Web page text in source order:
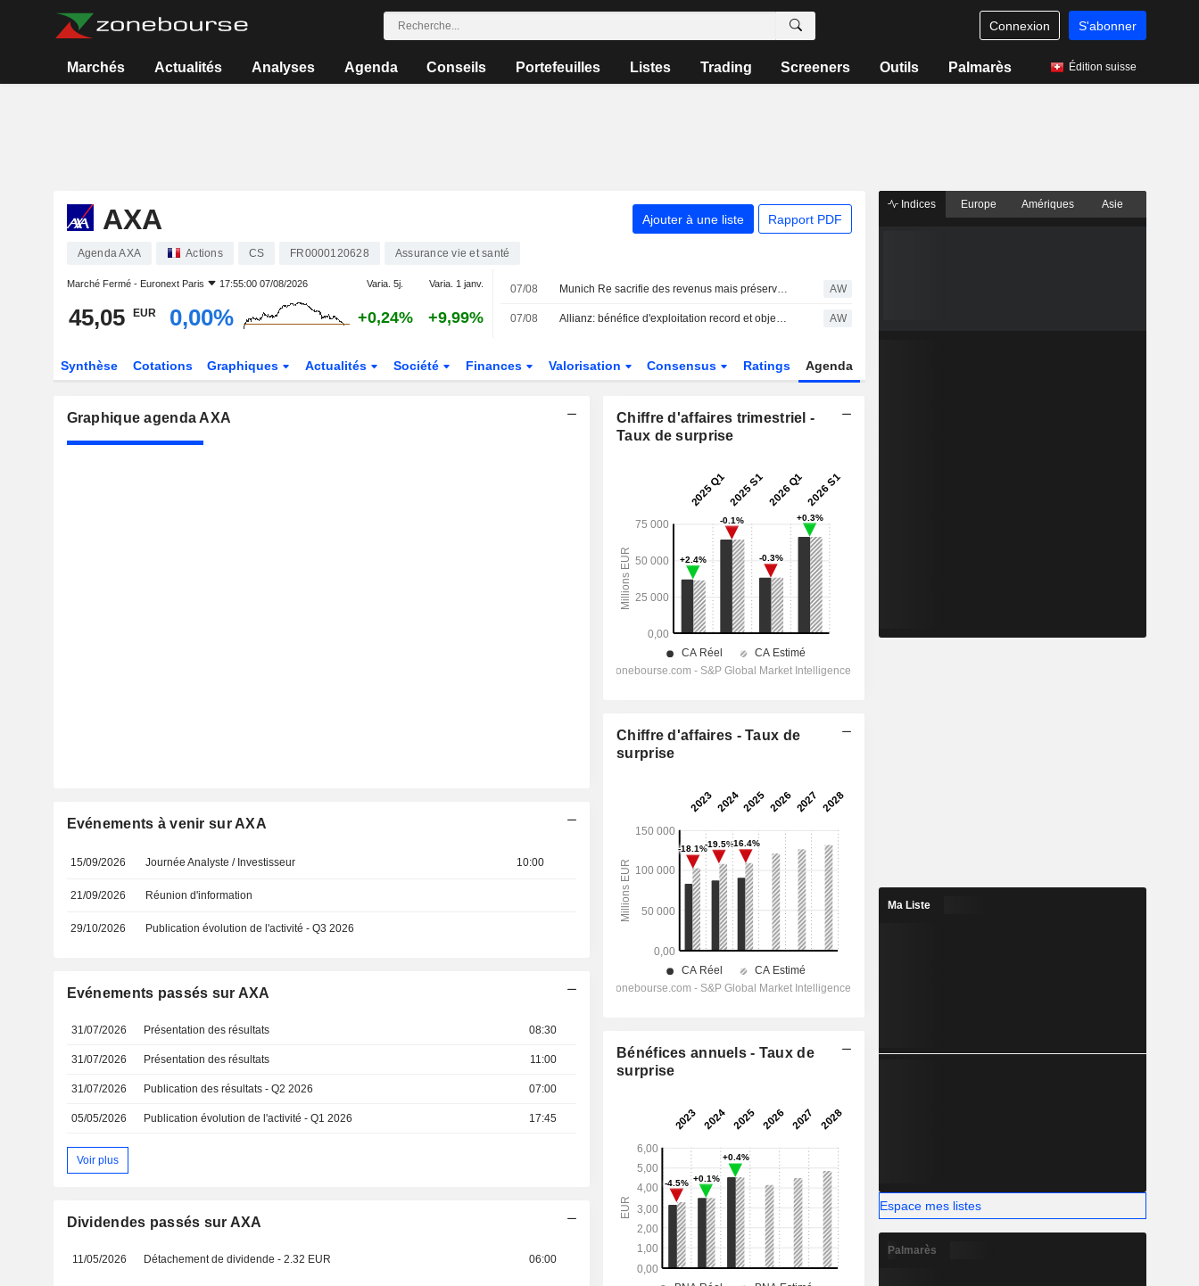
Connexion S'abonner
Marchés Actualités Analyses Agenda Conseils Portefeuilles Listes Trading Screeners Outils Palmarès Édition suisse
AXA Ajouter à une liste Rapport PDF
Agenda AXA Actions CS FR0000120628 Assurance vie et santé
Marché Fermé - Euronext Paris 17:55:00 07/08/2026 Varia. 5j. Varia. 1 janv.
45,05 EUR 0,00% +0,24% +9,99%
07/08 Munich Re sacrifie des revenus mais préserve sa rentabilité AW
07/08 Allianz: bénéfice d'exploitation record et objectifs confirmés AW
Synthèse Cotations Graphiques Actualités Société Finances Valorisation Consensus Ratings Agenda
Graphique agenda AXA
Evénements à venir sur AXA
15/09/2026 Journée Analyste / Investisseur 10:00
21/09/2026 Réunion d'information
29/10/2026 Publication évolution de l'activité - Q3 2026
Evénements passés sur AXA
31/07/2026 Présentation des résultats 08:30
31/07/2026 Présentation des résultats 11:00
31/07/2026 Publication des résultats - Q2 2026 07:00
05/05/2026 Publication évolution de l'activité - Q1 2026 17:45
Voir plus
Dividendes passés sur AXA
11/05/2026 Détachement de dividende - 2.32 EUR 06:00
Chiffre d'affaires trimestriel -
Taux de surprise
Chiffre d'affaires - Taux de
surprise
Bénéfices annuels - Taux de
surprise
Indices Europe Amériques Asie
Ma Liste
Espace mes listes
Palmarès